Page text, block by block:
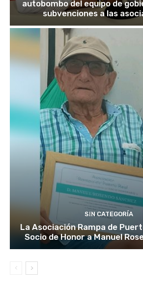
autobombo del equipo de
subvenciones a las
SIN CATEGORÍA
La Asociación Rampa de
Socio de Honor a Manuel